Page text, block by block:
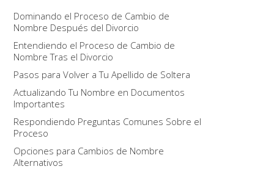
Dominando el Proceso de Cambio de
Nombre Después del Divorcio
Entendiendo el Proceso de Cambio de
Nombre Tras el Divorcio
Pasos para Volver a Tu Apellido de Soltera
Actualizando Tu Nombre en Documentos
Importantes
Respondiendo Preguntas Comunes Sobre el
Proceso
Opciones para Cambios de Nombre
Alternativos